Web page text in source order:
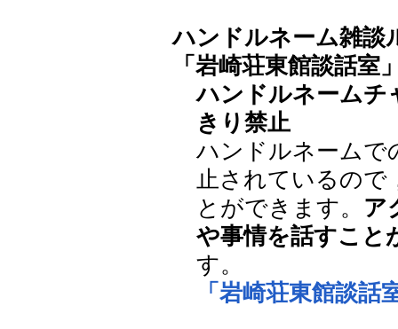
ハンドルネーム雑談
「岩崎荘東館談話室
ハンドルネームチ
きり禁止
ハンドルネームで
止されているの
とができます。 ア
や事情を話すこと
す。
「岩崎荘東館談